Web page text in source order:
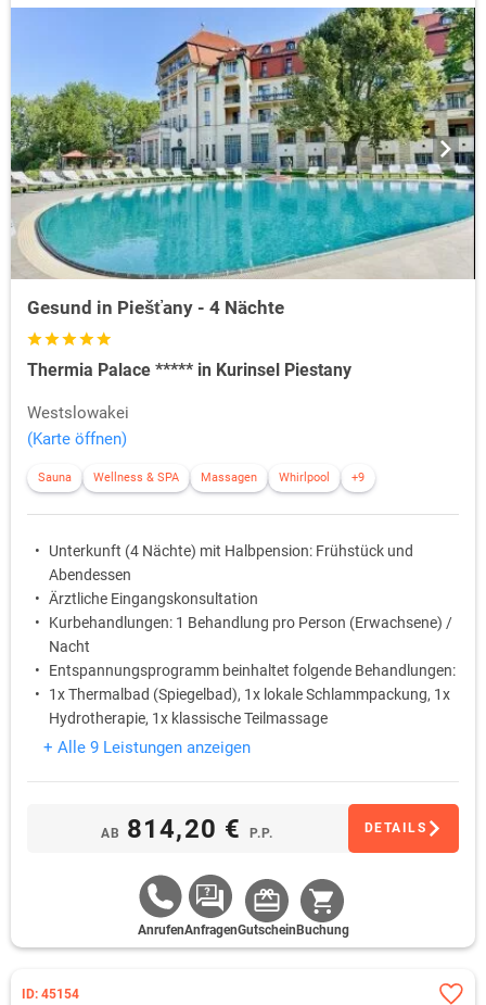
Gesund in Piešťany - 4 Nächte
Thermia Palace ***** in Kurinsel Piestany
Westslowakei
(Karte öffnen)
Sauna Wellness & SPA Massagen Whirlpool +9
Unterkunft (4 Nächte) mit Halbpension: Frühstück und
Abendessen
Ärztliche Eingangskonsultation
Kurbehandlungen: 1 Behandlung pro Person (Erwachsene) /
Nacht
Entspannungsprogramm beinhaltet folgende Behandlungen:
1x Thermalbad (Spiegelbad), 1x lokale Schlammpackung, 1x
Hydrotherapie, 1x klassische Teilmassage
Trinkkur
+ Alle 9 Leistungen anzeigen
AB 814,20 € P.P. DETAILS
AnrufenAnfragenGutschein Buchung
ID: 45154